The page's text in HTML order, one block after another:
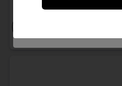
Ich bin